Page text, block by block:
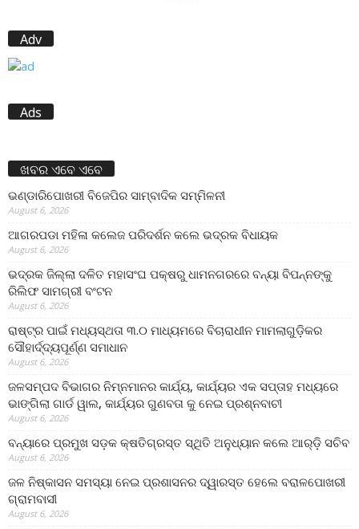
Adv
Ads
ଖବର ଏବେ ଏବେ
ଭଣ୍ଡାରିପୋଖରୀ ବିଜେପିର ସାମ୍ବାଦିକ ସମ୍ମିଳନୀ
August 6, 2026
ଆଗରପଡା ମହିଳା କଲେଜ ପରିଦର୍ଶନ କଲେ ଭଦ୍ରକ ବିଧାୟକ
August 6, 2026
ଭଦ୍ରକ ଜିଲ୍ଲା ଦଳିତ ମହାସଂଘ ପକ୍ଷରୁ ଧାମନଗରରେ ବନ୍ୟା ବିପନ୍ନଙ୍କୁ
ରିଲିଫ ସାମଗ୍ରୀ ବଂଟନ
August 6, 2026
ରାଷ୍ଟ୍ର ପାଇଁ ମଧ୍ୟସ୍ଥତା ୩.୦ ମାଧ୍ୟମରେ ବିଚାରାଧୀନ ମାମଲାଗୁଡ଼ିକର
ସୌହାର୍ଦ୍ଦ୍ୟପୂର୍ଣ୍ଣ ସମାଧାନ
August 6, 2026
ଜଳସମ୍ପଦ ବିଭାଗର ନିମ୍ନମାନର କାର୍ଯ୍ୟ, କାର୍ଯ୍ୟର ଏକ ସପ୍ତାହ ମଧ୍ୟରେ
ଭାଙ୍ଗିଲା ଗାର୍ଡ ୱାଲ, କାର୍ଯ୍ୟର ଗୁଣବତା କୁ ନେଇ ପ୍ରଶ୍ନବାଚୀ
August 6, 2026
ବନ୍ୟାରେ ପ୍ରମୁଖ ସଡ଼କ କ୍ଷତିଗ୍ରସ୍ତ ସ୍ଥିତି ଅନୁଧ୍ୟାନ କଲେ ଆର୍‌ଡ଼ି ସଚିବ
August 6, 2026
ଜଳ ନିଷ୍କାସନ ସମସ୍ୟା ନେଇ ପ୍ରଶାସନର ଦ୍ୱାରସ୍ତ ହେଲେ ବରାଳପୋଖରୀ
ଗ୍ରାମବାସୀ
August 6, 2026